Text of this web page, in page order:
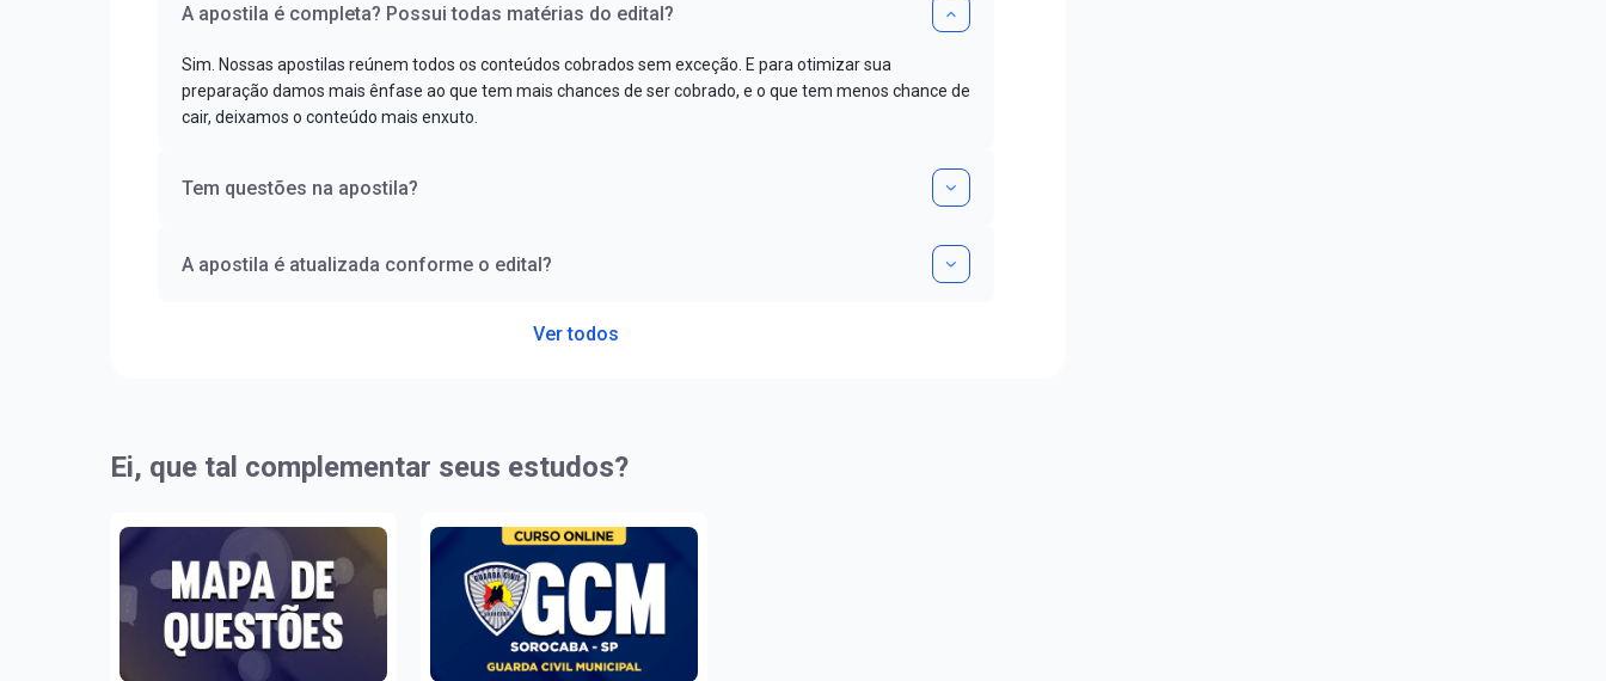
A apostila é completa? Possui todas matérias do edital?
Sim. Nossas apostilas reúnem todos os conteúdos cobrados sem exceção. E para otimizar sua
preparação damos mais ênfase ao que tem mais chances de ser cobrado, e o que tem menos chance de
cair, deixamos o conteúdo mais enxuto.
Tem questões na apostila?
A apostila é atualizada conforme o edital?
Ver todos
Ei, que tal complementar seus estudos?